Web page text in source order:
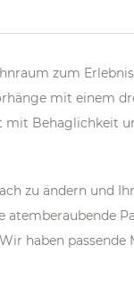
zum
mit einem
Behaglichkeit
zu ändern und
haben passende